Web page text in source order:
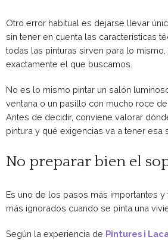
Otro error habitual es dejarse llevar
sin tener en cuenta las características
todas las pinturas sirven para lo
exactamente el que buscamos.
No es lo mismo pintar un salón
ventana o un pasillo con mucho roce
Antes de decidir, conviene valorar
pintura y qué exigencias va a tener esa
No preparar bien el
Es uno de los pasos más importantes
más ignorados cuando se pinta una
Según la experiencia de Pintures i